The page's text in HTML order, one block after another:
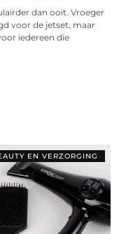
dan ooit. Vroeger
voor de jetset, maar
iedereen die
EN VERZORGING